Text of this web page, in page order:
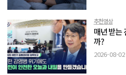
추천영상
매년 받는
까?
2026-08-